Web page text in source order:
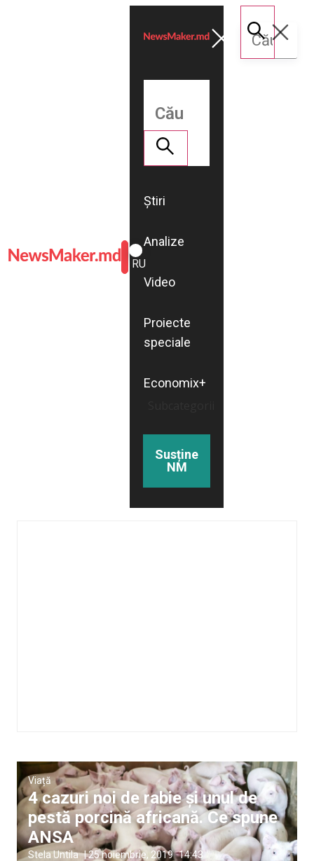
ROMÂNĂ
RU
Știri
Analize
Video
Proiecte
speciale
Economix+
Susține
NM
Viață
4 cazuri noi de rabie și unul de
pestă porcină africană. Ce spune
ANSA
Stela Untila |25 noiembrie, 2019 14:43